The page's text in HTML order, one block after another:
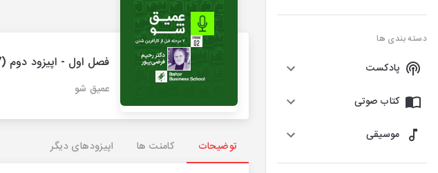
دسته بندی ها
پادکست
کتاب صوتی
موسیقی
فصل اول - اپیزود دوم (7 مرحله قبل از کارآفرین شدن)
عمیق شو
توضیحات کامنت ها اپیزودهای دیگر